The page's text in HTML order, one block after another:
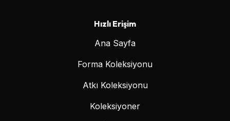
Hızlı Erişim
Ana Sayfa
Forma Koleksiyonu
Atkı Koleksiyonu
Koleksiyoner